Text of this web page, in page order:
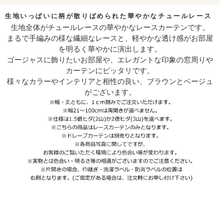
生地いっぱいに柄が散りばめられた華やかなチュールレース
生地全体がチュールレースの華やかなレースカーテンです。
まるで手編みの様な繊細なレースと、軽やかな透け感がお部屋
を明るく華やかに演出します。
ゴージャスに飾りたいお部屋や、エレガントな印象の窓周りや
カーテンにピッタリです。
様々なカラーやインテリアと相性の良い、ブラウンとベージュ
がございます。